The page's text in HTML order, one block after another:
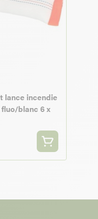
lance incendie
blanc 6 x